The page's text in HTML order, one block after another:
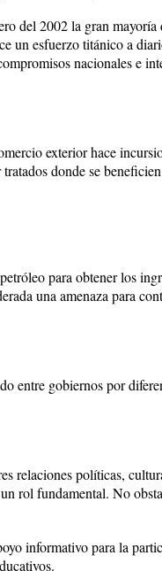
del 2002 la gran
un esfuerzo titánico a
nacionales e
exterior hace
donde se
para obtener los
una amenaza para
entre gobiernos por
relaciones políticas,
rol fundamental. No
informativo para la